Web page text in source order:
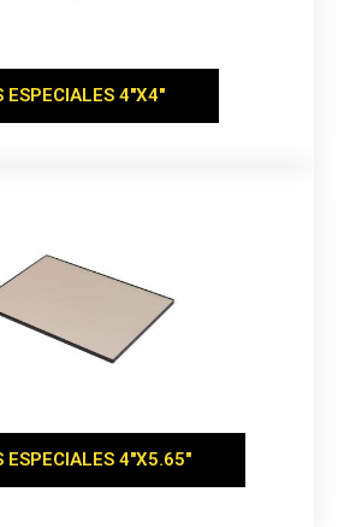
ESPECIALES 4''X4''
ESPECIALES 4''X5.65''